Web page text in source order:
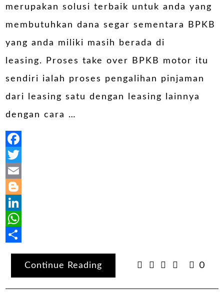
merupakan solusi terbaik untuk anda yang
membutuhkan dana segar sementara BPKB
yang anda miliki masih berada di
leasing. Proses take over BPKB motor itu
sendiri ialah proses pengalihan pinjaman
dari leasing satu dengan leasing lainnya
dengan cara …
Facebook
Twitter
Email
Blogger
LinkedIn
WhatsApp
Continue Reading
0